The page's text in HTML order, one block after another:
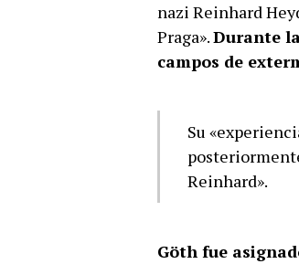
nazi Reinhard
Praga».Durante
campos de
Su
Reinhard».
Göth fue